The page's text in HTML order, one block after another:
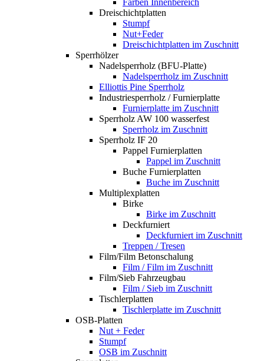
Dreischichtplatten
Stumpf
Nut+Feder
Dreischichtplatten im Zuschnitt
Sperrhölzer
Nadelsperrholz (BFU-Platte)
Nadelsperrholz im Zuschnitt
Elliottis Pine Sperrholz
Industriesperrholz / Furnierplatte
Furnierplatte im Zuschnitt
Sperrholz AW 100 wasserfest
Sperrholz im Zuschnitt
Sperrholz IF 20
Pappel Furnierplatten
Pappel im Zuschnitt
Buche Furnierplatten
Buche im Zuschnitt
Multiplexplatten
Birke
Birke im Zuschnitt
Deckfurniert
Deckfurniert im Zuschnitt
Treppen / Tresen
Film/Film Betonschalung
Film / Film im Zuschnitt
Film/Sieb Fahrzeugbau
Film / Sieb im Zuschnitt
Tischlerplatten
Tischlerplatte im Zuschnitt
OSB-Platten
Nut + Feder
Stumpf
OSB im Zuschnitt